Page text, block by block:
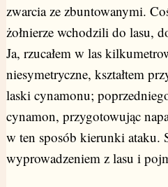
zwarcia ze zbuntowanymi.
żołnierze wchodzili do lasu,
Ja, rzucałem w las
niesymetryczne, kształtem
laski cynamonu;
cynamon, przygotowując
w ten sposób kierunki ataku.
wyprowadzeniem z lasu i